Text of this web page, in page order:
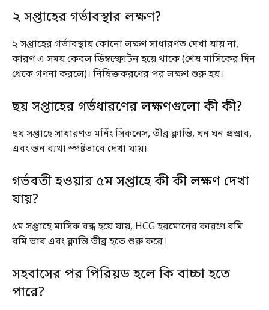
২ সপ্তাহের গর্ভাবস্থার লক্ষণ?
২ সপ্তাহের গর্ভাবস্থায় কোনো লক্ষণ সাধারণত দেখা যায় না,
কারণ এ সময় কেবল ডিম্বস্ফোটন হয়ে থাকে (শেষ মাসিকের দিন
থেকে গণনা করলে)। নিষিক্তকরণের পর লক্ষণ শুরু হয়।
ছয় সপ্তাহের গর্ভধারণের লক্ষণগুলো কী কী?
ছয় সপ্তাহে সাধারণত মর্নিং সিকনেস, তীব্র ক্লান্তি, ঘন ঘন প্রস্রাব,
এবং স্তন ব্যথা স্পষ্টভাবে দেখা যায়।
গর্ভবতী হওয়ার ৫ম সপ্তাহে কী কী লক্ষণ দেখা
যায়?
৫ম সপ্তাহে মাসিক বন্ধ হয়ে যায়, HCG হরমোনের কারণে বমি
বমি ভাব এবং ক্লান্তি তীব্র হতে শুরু করে।
সহবাসের পর পিরিয়ড হলে কি বাচ্চা হতে
পারে?